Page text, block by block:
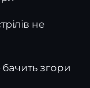
не
бачить згори